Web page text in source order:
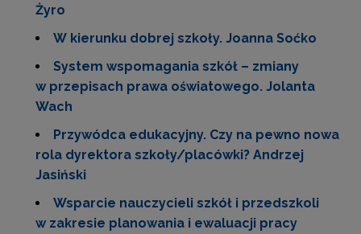
Żyro
W kierunku dobrej szkoły. Joanna Soćko
System wspomagania szkół – zmiany
w przepisach prawa oświatowego. Jolanta
Wach
Przywódca edukacyjny. Czy na pewno nowa
rola dyrektora szkoły/placówki? Andrzej
Jasiński
Wsparcie nauczycieli szkół i przedszkoli
w zakresie planowania i ewaluacji pracy